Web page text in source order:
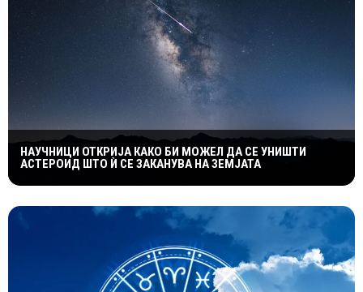
НАУЧНИЦИ ОТКРИЈА КАКО БИ МОЖЕЛ ДА СЕ УНИШТИ
АСТЕРОИД ШТО Ѝ СЕ ЗАКАНУВА НА ЗЕМЈАТА